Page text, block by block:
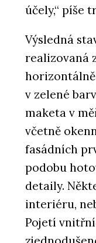
účely,“ píše
Výsledná
realizovaná
v zelené
maketa v
včetně
fasádních
podobu
detaily.
interiéru,
Pojetí